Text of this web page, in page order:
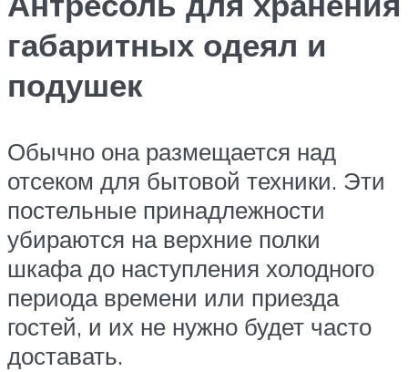
габаритных одеял и
подушек
Обычно она размещается над
отсеком для бытовой техники. Эти
постельные принадлежности
убираются на верхние полки
шкафа до наступления холодного
периода времени или приезда
гостей, и их не нужно будет часто
доставать.